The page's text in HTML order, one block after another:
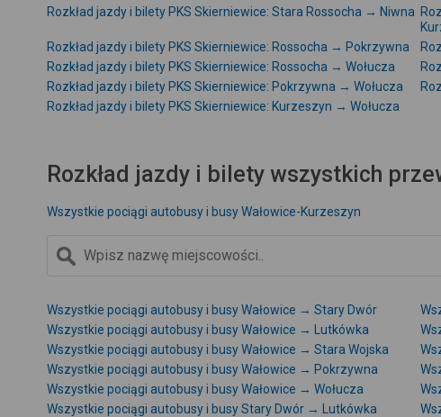
Rozkład jazdy i bilety PKS Skierniewice: Stara Rossocha → Niwna
Rozkład jazdy i bilety PKS Skierniewice: Rossocha → Pokrzywna
Rozkład jazdy i bilety PKS Skierniewice: Rossocha → Wołucza
Rozkład jazdy i bilety PKS Skierniewice: Pokrzywna → Wołucza
Rozkład jazdy i bilety PKS Skierniewice: Kurzeszyn → Wołucza
Rozkład jazdy i bilety wszystkich
Wszystkie pociągi autobusy i busy Wałowice-Kurzeszyn
Wszystkie pociągi autobusy i busy Wałowice → Stary Dwór
Wszystkie pociągi autobusy i busy Wałowice → Lutkówka
Wszystkie pociągi autobusy i busy Wałowice → Stara Wojska
Wszystkie pociągi autobusy i busy Wałowice → Pokrzywna
Wszystkie pociągi autobusy i busy Wałowice → Wołucza
Wszystkie pociągi autobusy i busy Stary Dwór → Lutkówka